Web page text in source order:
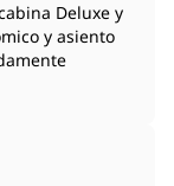
Deluxe y
y asiento